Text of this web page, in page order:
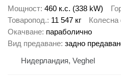
Мощност 460 к.с. (338 kW)
Товаропод. 11 547 кг
Окачване параболично
Вид предаване задно
Нидерландия, Veghel